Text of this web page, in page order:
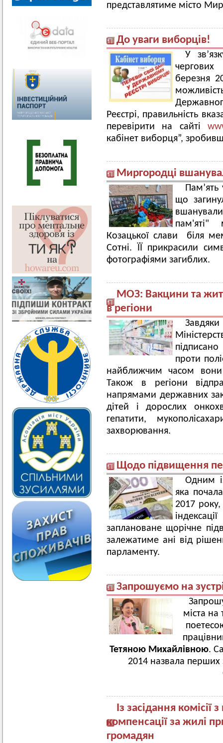
представлятиме місто
До уваги виборців!
У
березня
Реєстрі, правильність
перевірити на сайті
кабінет виборця”,
Миргородці
Пам’ять
що
пам'яті"
Козацької слави біля
Сотні. ЇЇ прикрасили
фотографіями загиблих.
МОЗ: Вакцини та
в регіони
проти
найближчим часом вони
Також в регіони
напрямами державних
дітей і дорослих
гепатити,
захворювання.
Щодо підвищення
Одним
яка
2017
заплановане щорічне
залежатиме ані від
парламенту.
Запрошуємо на
міста на
Тетяною Михайлівною.
2014 назвала
Із засідання комісії
компенсації за жилі
громадян